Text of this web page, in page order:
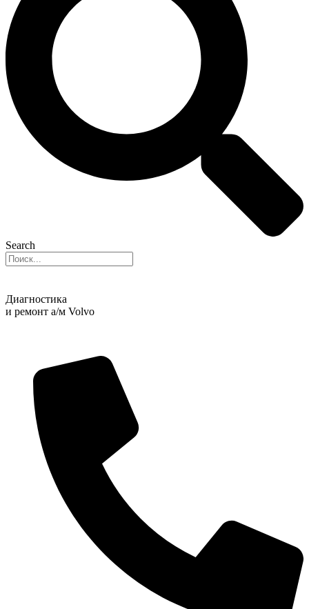
Search
Диагностика
и ремонт а/м Volvo